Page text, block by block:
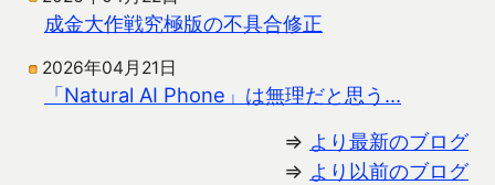
成金大作戦究極版の不具合修正
2026年04月21日
「Natural AI Phone」は無理だと思う…
⇒ より最新のブログ
⇒ より以前のブログ